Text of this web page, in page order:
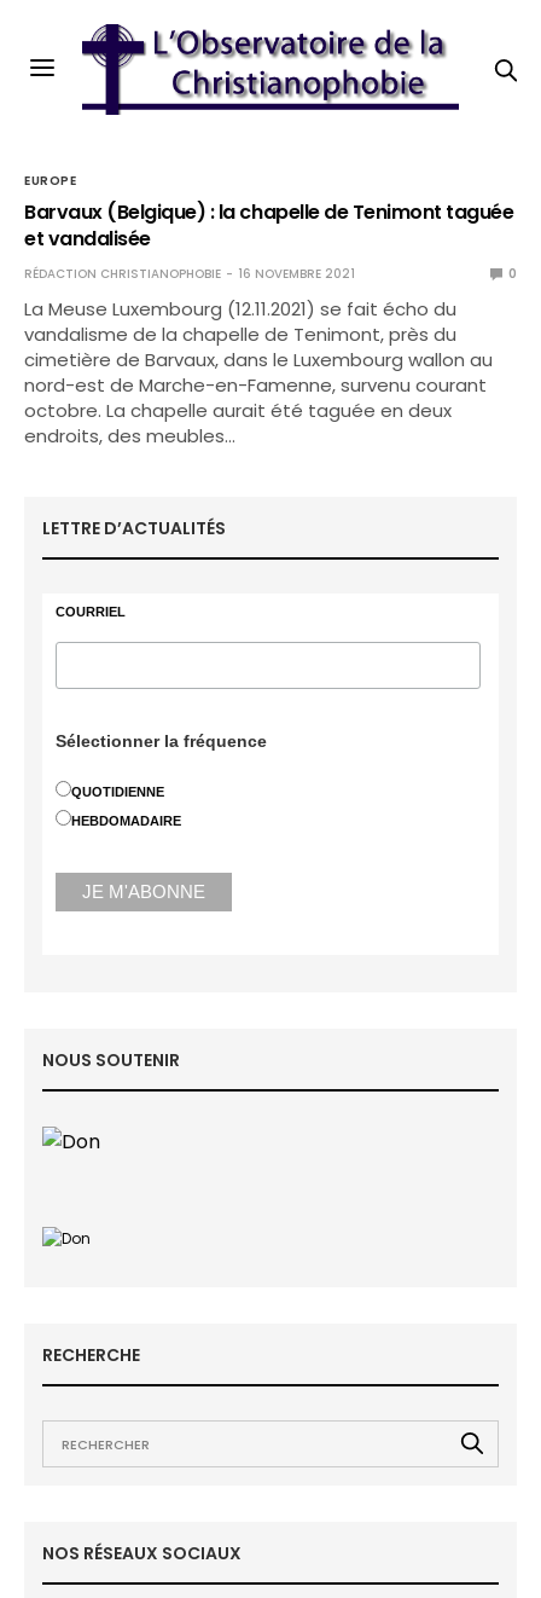
EUROPE
Barvaux (Belgique) : la chapelle de Tenimont taguée
et vandalisée
RÉDACTION CHRISTIANOPHOBIE 16 NOVEMBRE 2021 0
La Meuse Luxembourg (12.11.2021) se fait écho du
vandalisme de la chapelle de Tenimont, près du
cimetière de Barvaux, dans le Luxembourg wallon au
nord-est de Marche-en-Famenne, survenu courant
octobre. La chapelle aurait été taguée en deux
endroits, des meubles…
LETTRE D’ACTUALITÉS
COURRIEL
Sélectionner la fréquence
QUOTIDIENNE
HEBDOMADAIRE
NOUS SOUTENIR
RECHERCHE
NOS RÉSEAUX SOCIAUX